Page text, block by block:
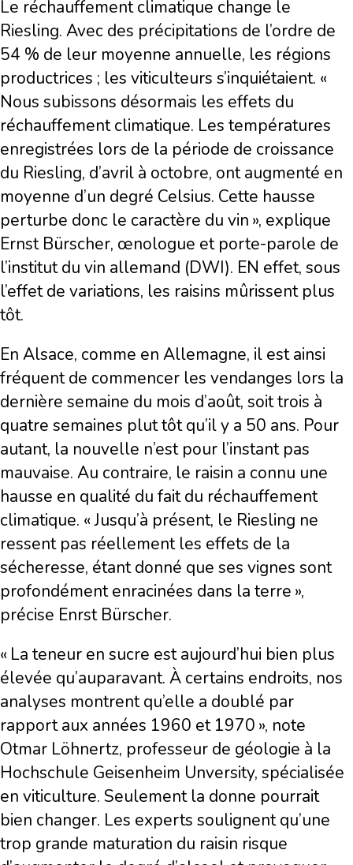
Le réchauffement climatique change le
Riesling. Avec des précipitations de l’ordre de
54 % de leur moyenne annuelle, les régions
productrices ; les viticulteurs s’inquiétaient. «
Nous subissons désormais les effets du
réchauffement climatique. Les températures
enregistrées lors de la période de croissance
du Riesling, d’avril à octobre, ont augmenté en
moyenne d’un degré Celsius. Cette hausse
perturbe donc le caractère du vin », explique
Ernst Bürscher, œnologue et porte-parole de
l’institut du vin allemand (DWI). EN effet, sous
l’effet de variations, les raisins mûrissent plus
tôt.
En Alsace, comme en Allemagne, il est ainsi
fréquent de commencer les vendanges lors la
dernière semaine du mois d’août, soit trois à
quatre semaines plut tôt qu’il y a 50 ans. Pour
autant, la nouvelle n’est pour l’instant pas
mauvaise. Au contraire, le raisin a connu une
hausse en qualité du fait du réchauffement
climatique. « Jusqu’à présent, le Riesling ne
ressent pas réellement les effets de la
sécheresse, étant donné que ses vignes sont
profondément enracinées dans la terre »,
précise Enrst Bürscher.
« La teneur en sucre est aujourd’hui bien plus
élevée qu’auparavant. À certains endroits, nos
analyses montrent qu’elle a doublé par
rapport aux années 1960 et 1970 », note
Otmar Löhnertz, professeur de géologie à la
Hochschule Geisenheim Unversity, spécialisée
en viticulture. Seulement la donne pourrait
bien changer. Les experts soulignent qu’une
trop grande maturation du raisin risque